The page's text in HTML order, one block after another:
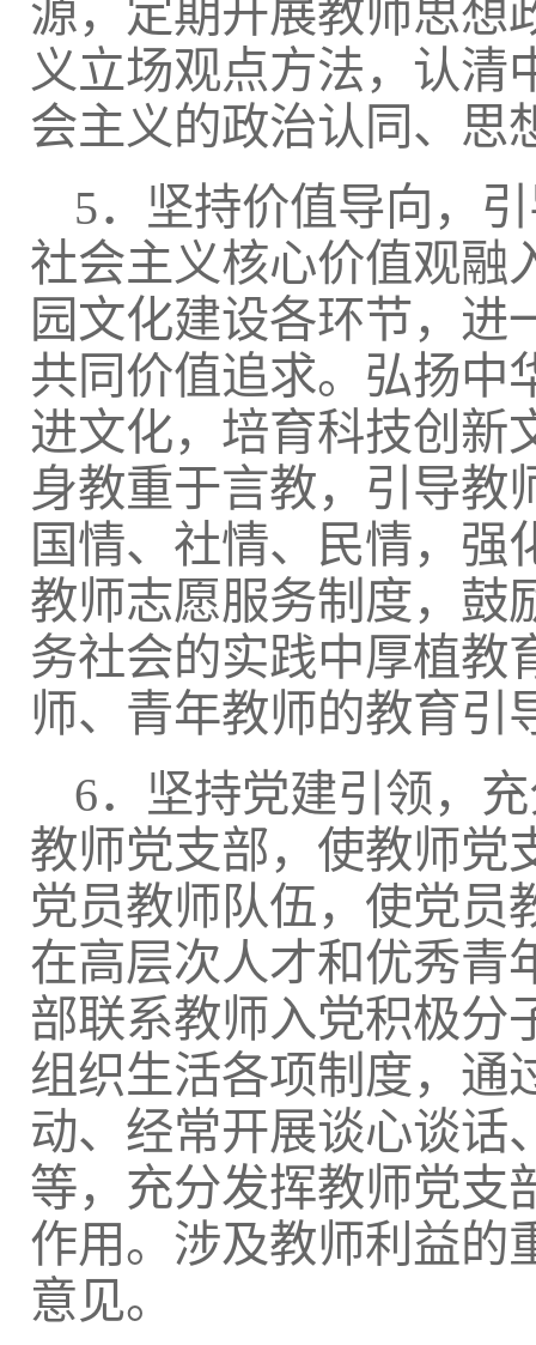
源，定期开展教师思想
义立场观点方法，认清
会主义的政治认同、思
5．坚持价值导向，
社会主义核心价值观融
园文化建设各环节，进
共同价值追求。弘扬中
进文化，培育科技创新
身教重于言教，引导教
国情、社情、民情，强
教师志愿服务制度，鼓
务社会的实践中厚植教
师、青年教师的教育引
6．坚持党建引领，
教师党支部，使教师党
党员教师队伍，使党员
在高层次人才和优秀青
部联系教师入党积极分
组织生活各项制度，通
动、经常开展谈心谈话
等，充分发挥教师党支
作用。涉及教师利益的
意见。